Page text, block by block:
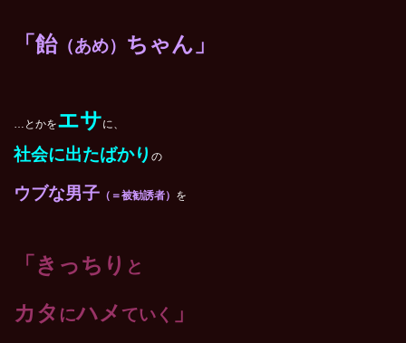
「飴（あめ） ちゃん」
…とかをエサに、
社会に出たばかり の
ウブな男子 （＝被勧誘者） を
「きっちり と
カタ にハメ ていく 」